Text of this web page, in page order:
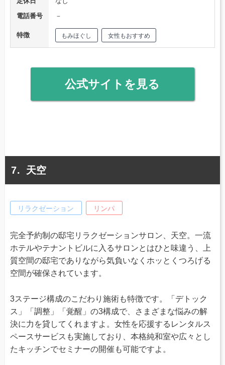
電話番号
－
特徴 もみほぐし 女性もおすすめ
公式サイトを見る
天空
リラクゼーション リンパ
完全予約制の邸宅リラクゼーションサロン、天空。一流
ホテルやテナントビルに入るサロンとはひと味違う、上
質空間の邸宅でありながら気負いなくホッとくつろげる
空間が確保されています。
3ステージ構成のこだわり施術も特徴です。「デトック
ス」「調整」「覚醒」の3構成で、さまざまな悩みの解
決に力を貸してくれますよ。女性を応援するレンタルス
ペースサービスも実施しており、本格純和室や広々とし
たキッチンでセミナーの開催も可能ですよ。